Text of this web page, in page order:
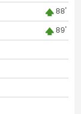
88'
89'